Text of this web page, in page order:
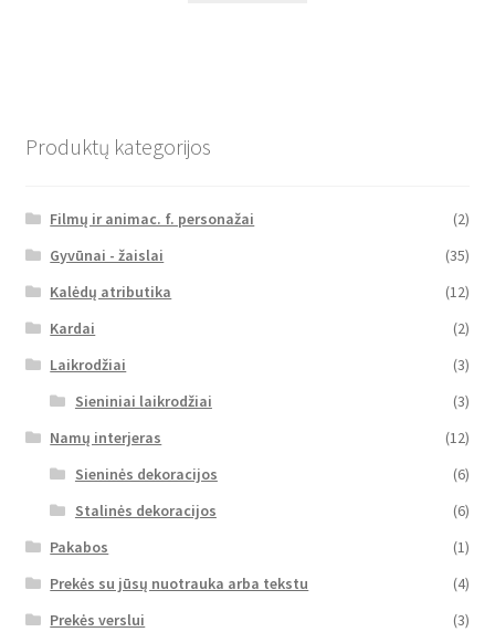
Produktų kategorijos
Filmų ir animac. f. personažai
(2)
Gyvūnai - žaislai
(35)
Kalėdų atributika
(12)
Kardai
(2)
Laikrodžiai
(3)
Sieniniai laikrodžiai
(3)
Namų interjeras
(12)
Sieninės dekoracijos
(6)
Stalinės dekoracijos
(6)
Pakabos
(1)
Prekės su jūsų nuotrauka arba tekstu
(4)
Prekės verslui
(3)